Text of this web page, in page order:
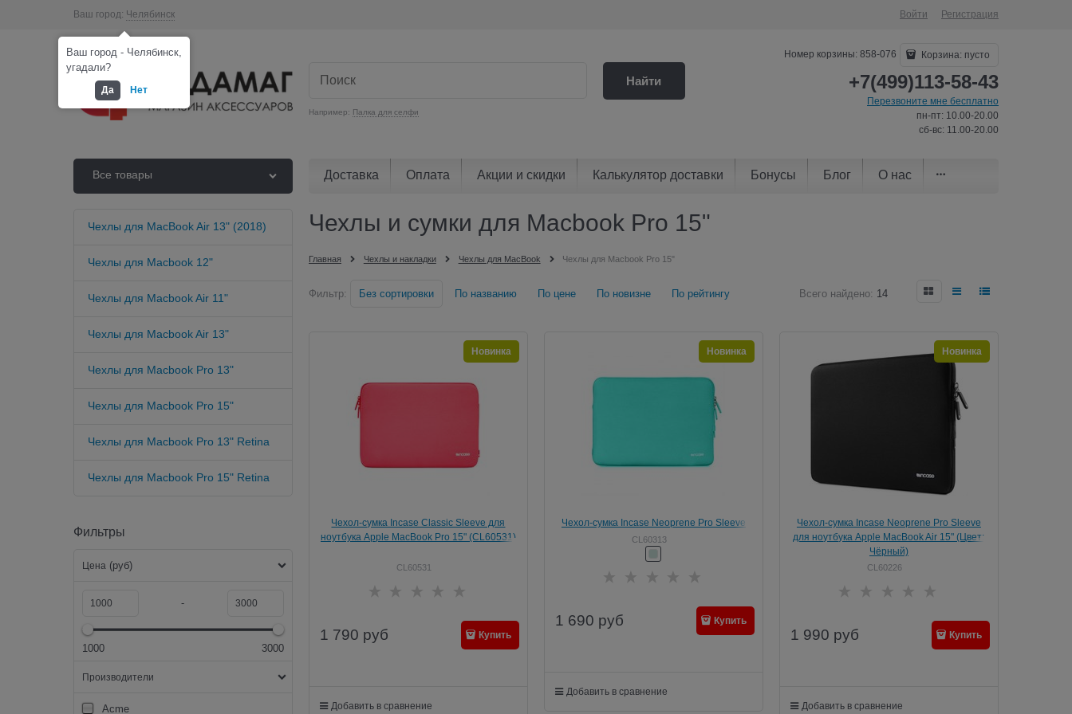
Ваш город: Челябинск Войти Регистрация
Например: Палка для селфи
Найти
Номер корзины: 858-076 Корзина: пусто
+7(499)113-58-43
Перезвоните мне бесплатно
пн-пт: 10.00-20.00
сб-вс: 11.00-20.00
Все товары Доставка Оплата Акции и скидки Калькулятор доставки Бонусы Блог О нас
Чехлы для MacBook Air 13" (2018)
Чехлы для Macbook 12"
Чехлы для Macbook Air 11"
Чехлы для Macbook Air 13"
Чехлы для Macbook Pro 13"
Чехлы для Macbook Pro 15"
Чехлы для Macbook Pro 13" Retina
Чехлы для Macbook Pro 15" Retina
Фильтры
Цена (руб)
-
1000 3000
Производители
Acme
Чехлы и сумки для Macbook Pro 15"
Главная Чехлы и накладки Чехлы для MacBook Чехлы для Macbook Pro 15"
Фильтр: Без сортировки По названию По цене По новизне По рейтингу Всего найдено: 14
Чехол-сумка Incase Classic Sleeve для
ноутбука Apple MacBook Pro 15" (CL60531)
CL60531
Новинка
1 790 руб Купить
Добавить в сравнение
Чехол-сумка Incase Neoprene Pro Sleeve
для ноутбука Apple MacBook Pro 15" (Цвет:
Бирюзовый)
CL60313
Новинка
1 690 руб Купить
Добавить в сравнение
Чехол-сумка Incase Neoprene Pro Sleeve
для ноутбука Apple MacBook Air 15" (Цвет:
Чёрный)
CL60226
Новинка
1 990 руб Купить
Добавить в сравнение
Ваш город - Челябинск,
угадали?
Да Нет